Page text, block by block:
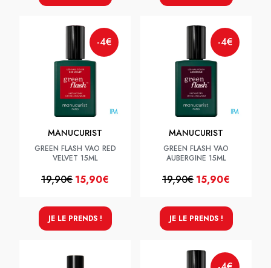
-4€
MANUCURIST
GREEN FLASH VAO RED
VELVET 15ML
19,90€ 15,90€
JE LE PRENDS !
-4€
MANUCURIST
GREEN FLASH VAO
AUBERGINE 15ML
19,90€ 15,90€
JE LE PRENDS !